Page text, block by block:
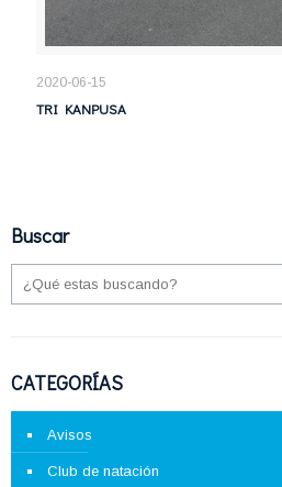
2020-06-15
TRI KANPUSA
Buscar
CATEGORÍAS
Avisos
Club de natación